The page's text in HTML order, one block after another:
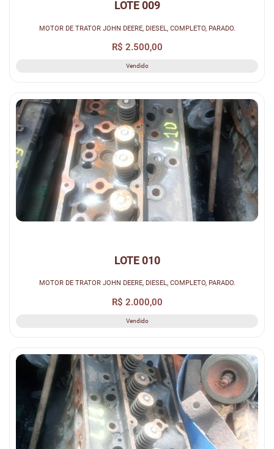
LOTE 009
MOTOR DE TRATOR JOHN DEERE, DIESEL, COMPLETO, PARADO.
R$ 2.500,00
Vendido
LOTE 010
MOTOR DE TRATOR JOHN DEERE, DIESEL, COMPLETO, PARADO.
R$ 2.000,00
Vendido